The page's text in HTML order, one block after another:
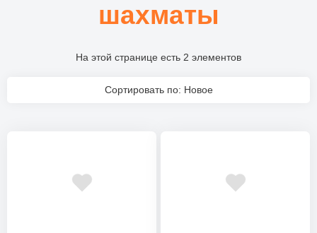
шахматы
Сортировать по: Новое
На этой странице есть 2 элементов